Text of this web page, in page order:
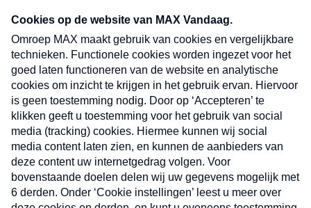
nieuwsbrief. Elke vrijdag- en dinsdagochtend in
uw mailbox.
Verzend
Nieuwsbrief